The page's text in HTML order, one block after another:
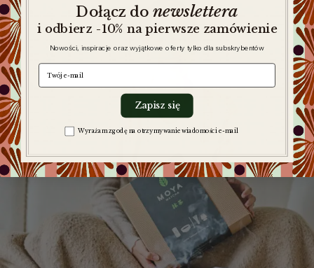
Dołącz do newslettera
i odbierz -10% na pierwsze zamówienie
Nowości, inspiracje oraz wyjątkowe oferty tylko dla subskrybentów
e-mail
Zapisz się
Zgoda na komunikację
Wyrażam zgodę na otrzymywanie wiadomości e-mail